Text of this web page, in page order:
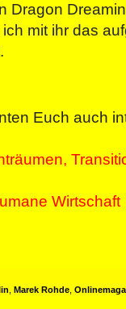
Dragon
mit ihr das
Euch auch
Wirtschaft
Marek Rohde